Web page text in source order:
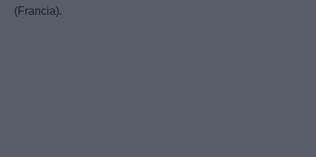
(Francia).